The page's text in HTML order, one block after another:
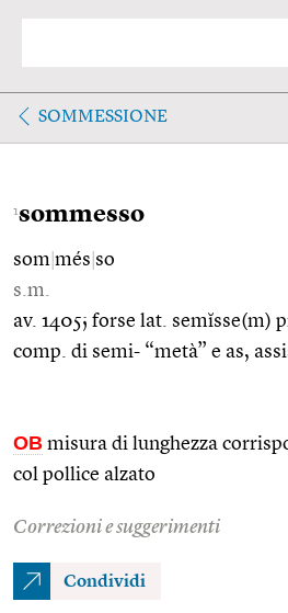
SOMMESSIONE
1sommesso
som més so
s.m.
av. 1405; forse lat. semĭsse(m)
comp. di semi- “metà” e as,
OB misura di lunghezza
col pollice alzato
Correzioni e suggerimenti
Condividi